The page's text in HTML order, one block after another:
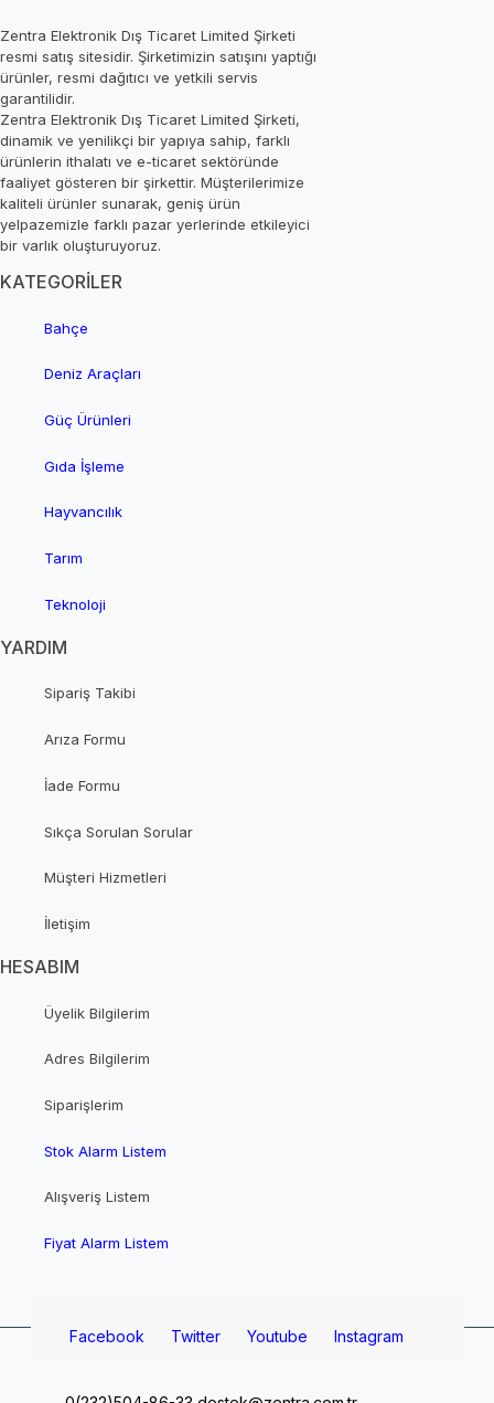
Zentra Elektronik Dış Ticaret Limited Şirketi
resmi satış sitesidir. Şirketimizin satışını yaptığı
ürünler, resmi dağıtıcı ve yetkili servis
garantilidir.
Zentra Elektronik Dış Ticaret Limited Şirketi,
dinamik ve yenilikçi bir yapıya sahip, farklı
ürünlerin ithalatı ve e-ticaret sektöründe
faaliyet gösteren bir şirkettir. Müşterilerimize
kaliteli ürünler sunarak, geniş ürün
yelpazemizle farklı pazar yerlerinde etkileyici
bir varlık oluşturuyoruz.
KATEGORİLER
Bahçe
Deniz Araçları
Güç Ürünleri
Gıda İşleme
Hayvancılık
Tarım
Teknoloji
YARDIM
Sipariş Takibi
Arıza Formu
İade Formu
Sıkça Sorulan Sorular
Müşteri Hizmetleri
İletişim
HESABIM
Üyelik Bilgilerim
Adres Bilgilerim
Siparişlerim
Stok Alarm Listem
Alışveriş Listem
Fiyat Alarm Listem
Facebook Twitter Youtube Instagram